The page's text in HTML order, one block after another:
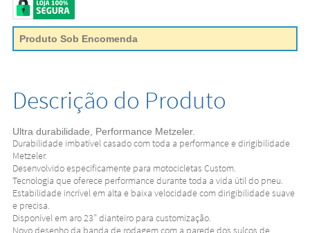
Produto Sob Encomenda
Descrição do Produto
Ultra durabilidade, Performance Metzeler.
Durabilidade imbatível casado com toda a performance e dirigibilidade
Metzeler.
Desenvolvido especificamente para motocicletas Custom.
Tecnologia que oferece performance durante toda a vida útil do pneu.
Estabilidade incrível em alta e baixa velocidade com dirigibilidade suave
e precisa.
Disponível em aro 23” dianteiro para customização.
Novo desenho da banda de rodagem com a parede dos sulcos de